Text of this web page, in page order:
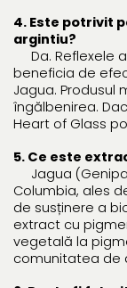
4. Este potrivit
argintiu?
Da. Reflexele
beneficia de
Jagua. Produsul
îngălbenirea.
Heart of Glass
5. Ce este
Jagua
Columbia, ales
de susținere a
extract cu
vegetală la
comunitatea de